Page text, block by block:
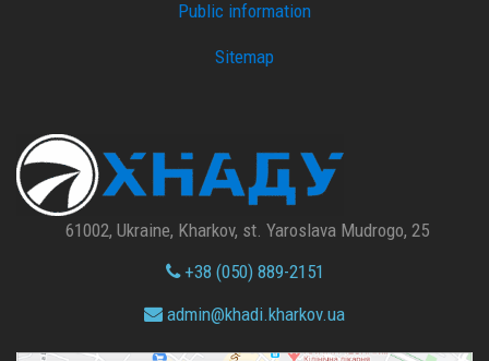
Public information
Sitemap
61002, Ukraine, Kharkov, st. Yaroslava Mudrogo, 25
+38 (050) 889-2151
admin@khadi.kharkov.ua